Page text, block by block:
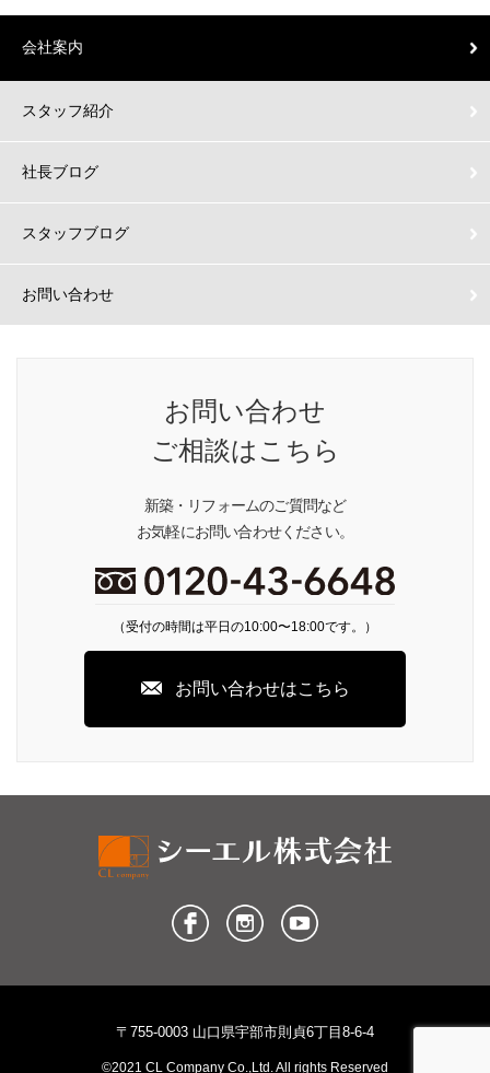
会社案内
スタッフ紹介
社長ブログ
スタッフブログ
お問い合わせ
お問い合わせ
ご相談はこちら
新築・リフォームのご質問など
お気軽にお問い合わせください。
（受付の時間は平日の10:00〜18:00です。）
お問い合わせはこちら
〒755-0003 山口県宇部市則貞6丁目8-6-4
©2021 CL Company Co.,Ltd. All rights Reserved